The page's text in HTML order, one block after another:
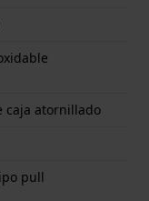
caja atornillado
pull